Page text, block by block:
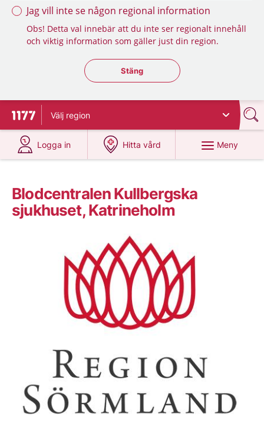
Jag vill inte se någon regional information
Obs! Detta val innebär att du inte ser regionalt innehåll
och viktig information som gäller just din region.
Stäng regionsväljaren
Stäng
Till startsidan för 1177
Välj region
Logga in
på 1177.se
Hitta vård
på 1177.se
Meny
Blodcentralen Kullbergska
sjukhuset, Katrineholm